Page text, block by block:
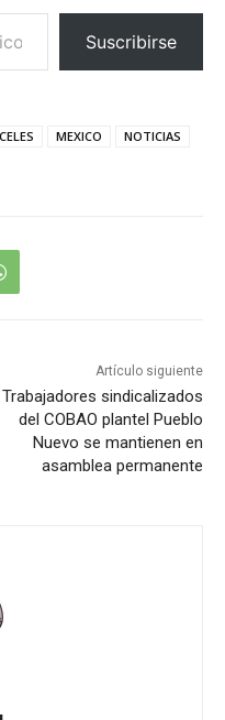
Suscribirse
MEXICO
NOTICIAS
Artículo siguiente
Trabajadores sindicalizados
del COBAO plantel Pueblo
Nuevo se mantienen en
asamblea permanente